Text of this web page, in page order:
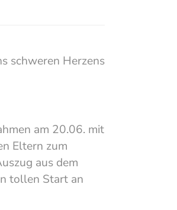
schweren Herzens
am 20.06. mit
Eltern zum
aus dem
tollen Start an